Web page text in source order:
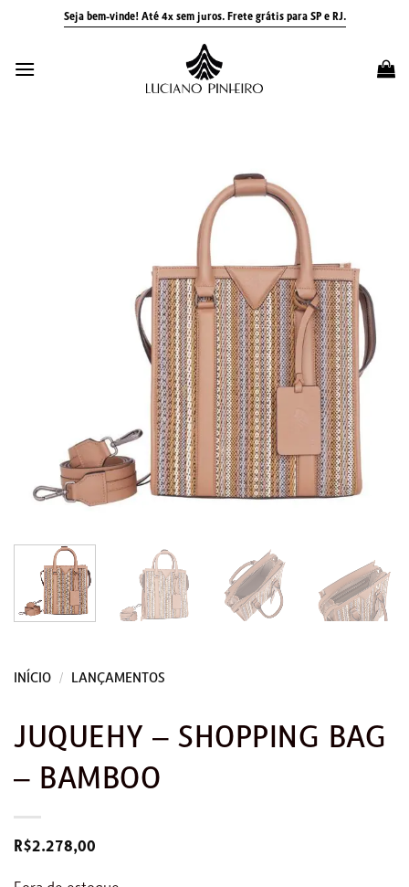
Seja bem-vinde! Até 4x sem juros. Frete grátis para SP e RJ.
INÍCIO / LANÇAMENTOS
JUQUEHY – SHOPPING BAG
– BAMBOO
R$2.278,00